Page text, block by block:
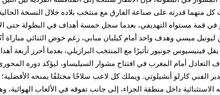
كل منهما قدرته على صناعة الفارق مع منتخب بلاده خلال النسخة
في قمة مستواه التهديفي، بعدما سجل خمسة أهداف في البطولة حتى
ليونيل ميسي وهدف واحد أمام كيليان مبابي، رغم خوض الثنائي مباراة
يقل فينيسيوس جونيور تأثيرًا مع المنتخب البرازيلي، بعدما أحرز أربعة
أمام المغرب في افتتاح مشوار السيليساو، ليؤكد دوره
الفني كارلو أنشيلوتي. ويملك كل لاعب سلاحًا مختلفًا يمنحه الأفضلية؛
الاستثنائية داخل منطقة الجزاء، إلى جانب تفوقه في الألعاب الهوائية،